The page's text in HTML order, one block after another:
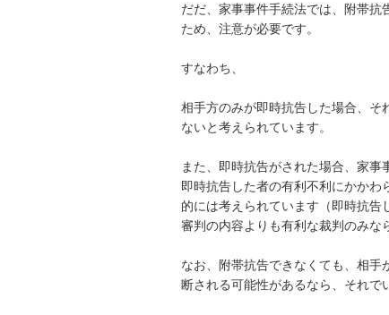
だだ、家事事件手続法では、附帯
ため、注意が必要です。
すなわち、
相手方のみが即時抗告した場合、そ
ないと考えられています。
また、即時抗告がされた場合、家事
即時抗告した者の有利不利にかか
的には考えられています（即時抗告
審判の内容よりも有利な裁判のみな
なお、附帯抗告できなくても、相
断される可能性があるなら、それで